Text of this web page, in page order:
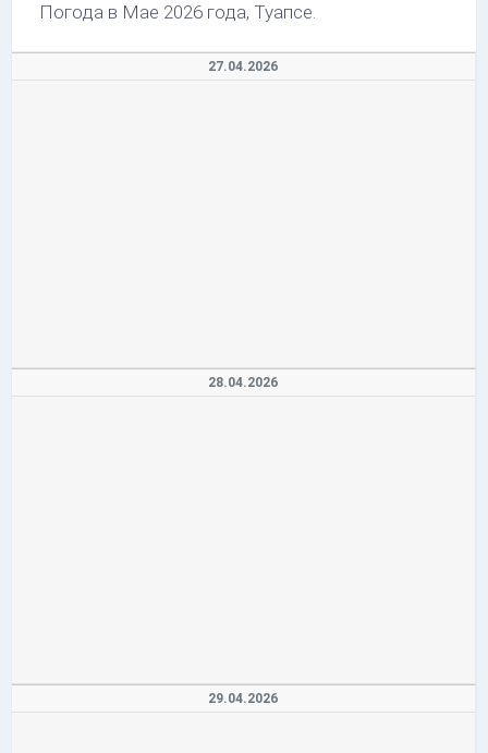
Погода в Мае 2026 года, Туапсе.
27.04.2026
28.04.2026
29.04.2026